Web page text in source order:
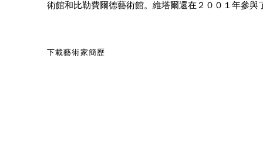
術館和比勒費爾德藝術館。維塔爾還在２００１年參與
下載藝術家簡歷